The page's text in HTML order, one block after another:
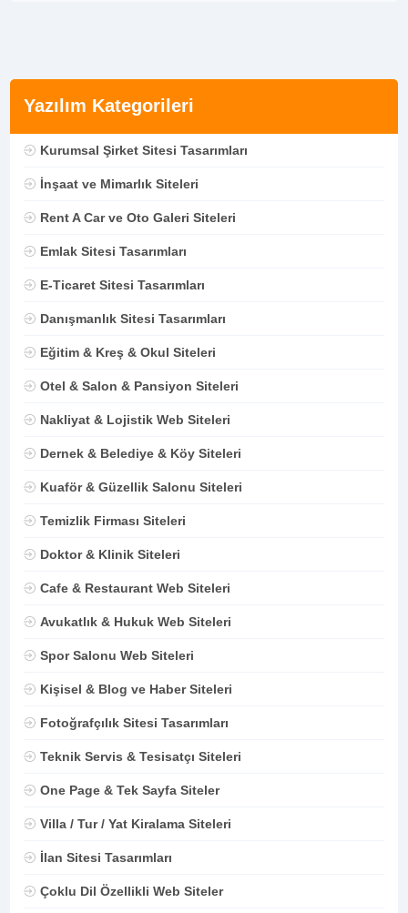
Yazılım Kategorileri
Kurumsal Şirket Sitesi Tasarımları
İnşaat ve Mimarlık Siteleri
Rent A Car ve Oto Galeri Siteleri
Emlak Sitesi Tasarımları
E-Ticaret Sitesi Tasarımları
Danışmanlık Sitesi Tasarımları
Eğitim & Kreş & Okul Siteleri
Otel & Salon & Pansiyon Siteleri
Nakliyat & Lojistik Web Siteleri
Dernek & Belediye & Köy Siteleri
Kuaför & Güzellik Salonu Siteleri
Temizlik Firması Siteleri
Doktor & Klinik Siteleri
Cafe & Restaurant Web Siteleri
Avukatlık & Hukuk Web Siteleri
Spor Salonu Web Siteleri
Kişisel & Blog ve Haber Siteleri
Fotoğrafçılık Sitesi Tasarımları
Teknik Servis & Tesisatçı Siteleri
One Page & Tek Sayfa Siteler
Villa / Tur / Yat Kiralama Siteleri
İlan Sitesi Tasarımları
Çoklu Dil Özellikli Web Siteler